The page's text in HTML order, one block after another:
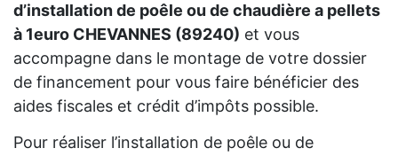
d’installation de poêle ou de chaudière a pellets
à 1euro CHEVANNES (89240) et vous
accompagne dans le montage de votre dossier
de financement pour vous faire bénéficier des
aides fiscales et crédit d’impôts possible.
Pour réaliser l’installation de poêle ou de